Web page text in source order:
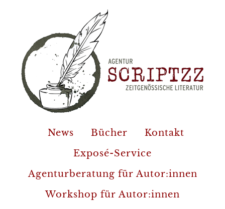
News Bücher
Kontakt
Exposé-Service
Agenturberatung für Autor:innen
Workshop für Autor:innen